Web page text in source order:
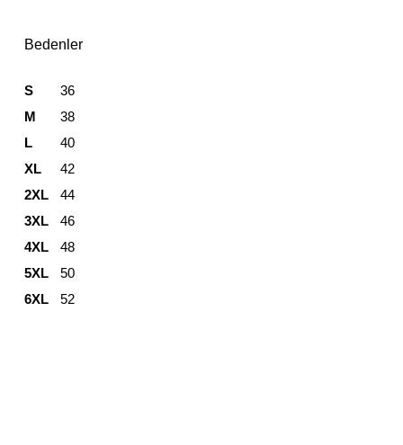
Bedenler
S
36
M
38
L
40
XL
42
2XL
44
3XL
46
4XL
48
5XL
50
6XL
52